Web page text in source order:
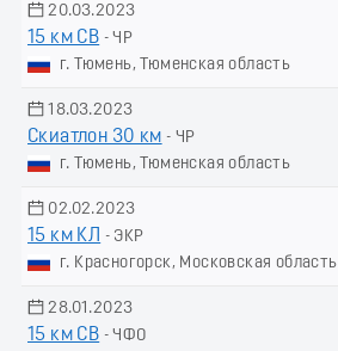
20.03.2023
15 км СВ - ЧР
г. Тюмень, Тюменская область
18.03.2023
Скиатлон 30 км - ЧР
г. Тюмень, Тюменская область
02.02.2023
15 км КЛ
- ЭКР
г. Красногорск, Московская область
28.01.2023
15 км СВ - ЧФО